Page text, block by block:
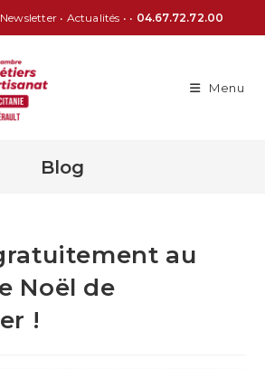
Newsletter • Actualités • • 04.67.72.72.00
Menu
Blog
au
Noël de
!